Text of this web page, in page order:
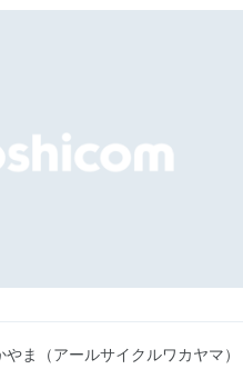
ま（アールサイクルワカヤマ）